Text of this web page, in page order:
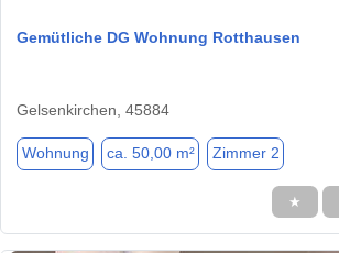
Gemütliche DG Wohnung Rotthausen
Gelsenkirchen, 45884
Wohnung ca. 50,00 m² Zimmer 2
★